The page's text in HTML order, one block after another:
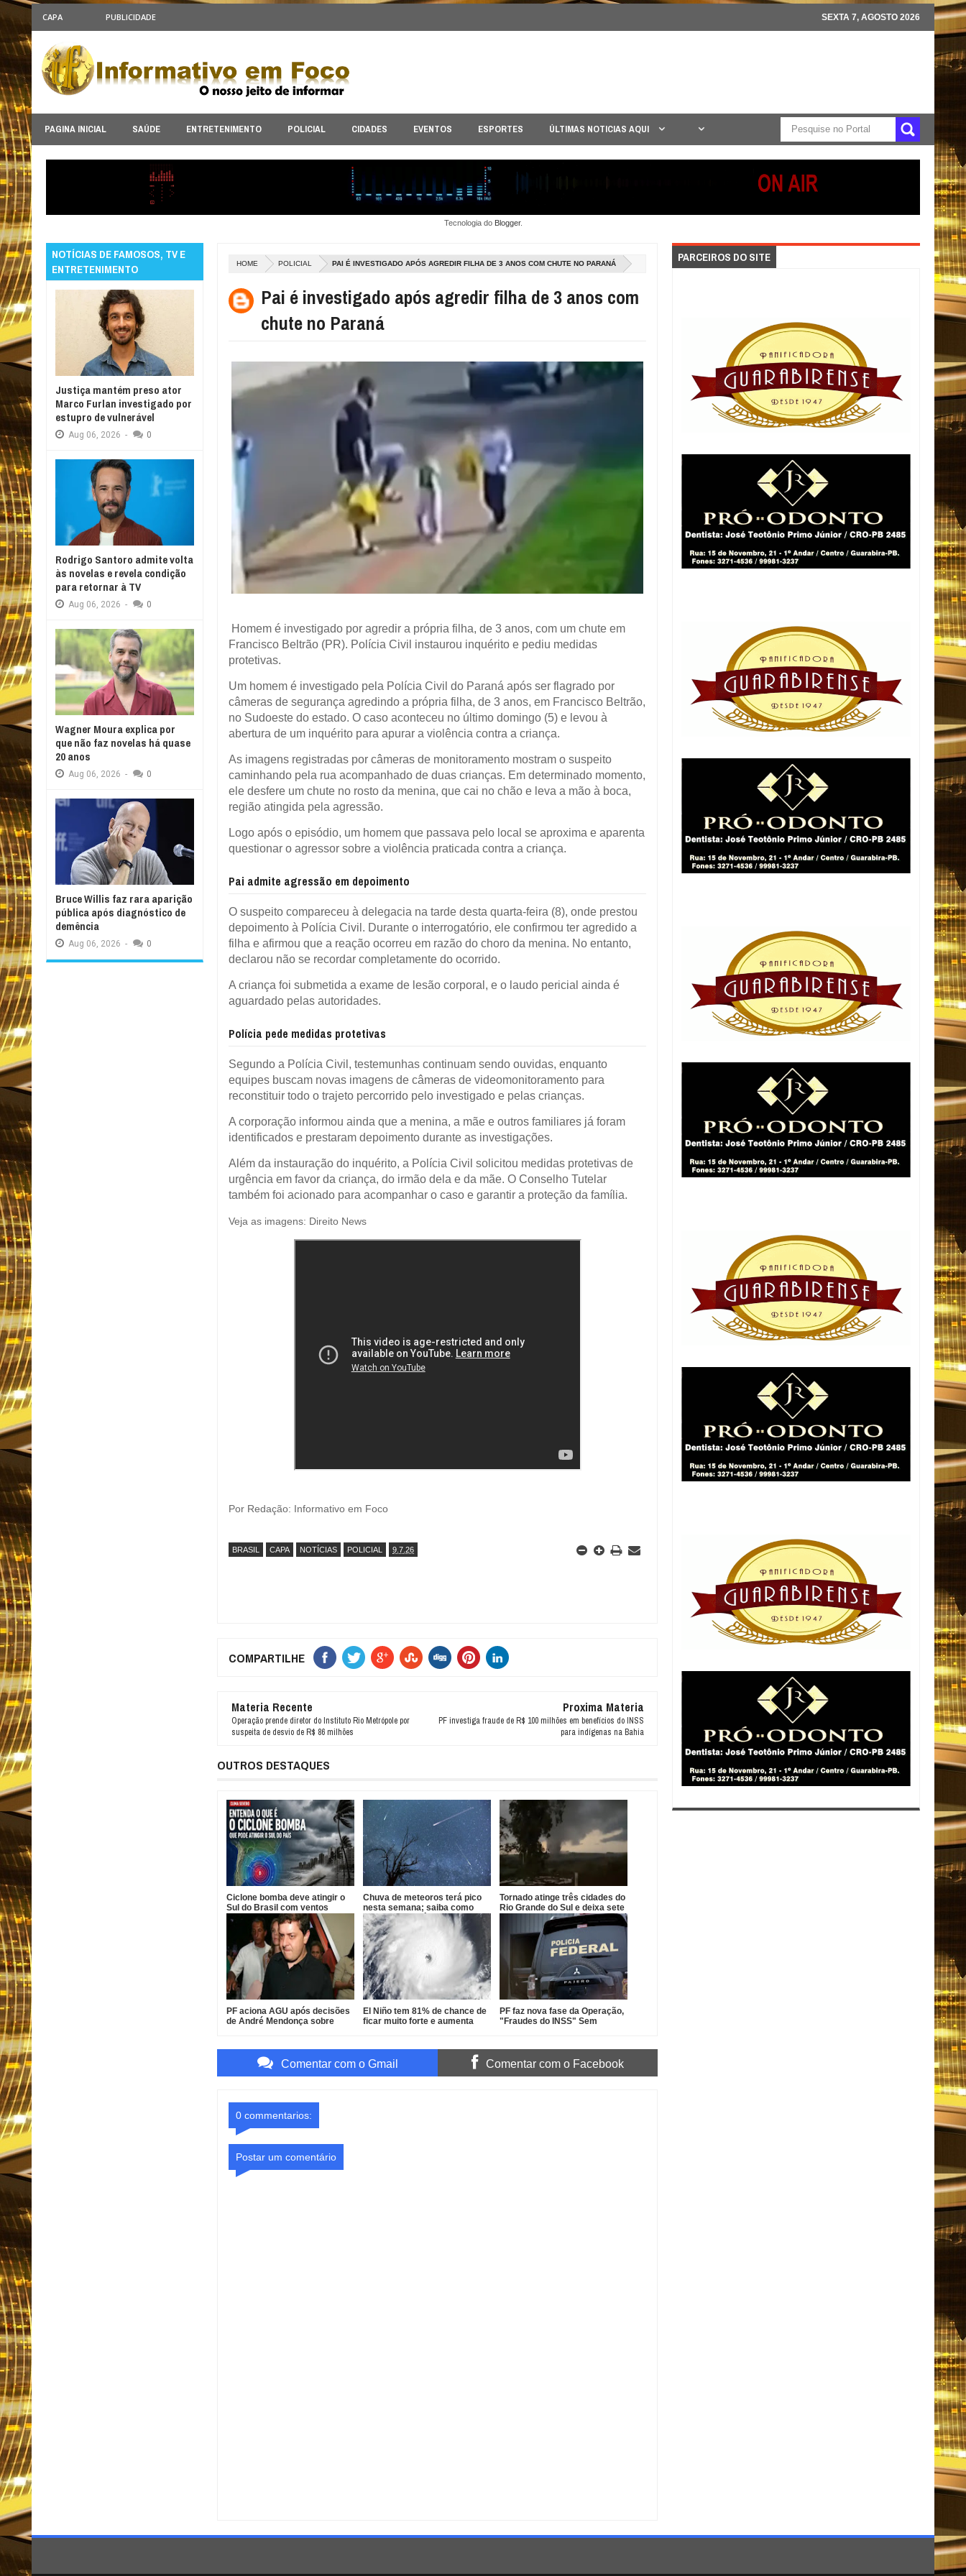
CAPA PUBLICIDADE SEXTA 7, AGOSTO 2026
PAGINA INICIAL SAÚDE ENTRETENIMENTO POLICIAL CIDADES EVENTOS ESPORTES ÚLTIMAS NOTICIAS AQUI
Tecnologia do Blogger.
HOME POLICIAL PAI É INVESTIGADO APÓS AGREDIR FILHA DE 3 ANOS COM CHUTE NO PARANÁ
Pai é investigado após agredir filha de 3 anos com
chute no Paraná
Homem é investigado por agredir a própria filha, de 3 anos, com um chute em
Francisco Beltrão (PR). Polícia Civil instaurou inquérito e pediu medidas
protetivas.
Um homem é investigado pela Polícia Civil do Paraná após ser flagrado por
câmeras de segurança agredindo a própria filha, de 3 anos, em Francisco Beltrão,
no Sudoeste do estado. O caso aconteceu no último domingo (5) e levou à
abertura de um inquérito para apurar a violência contra a criança.
As imagens registradas por câmeras de monitoramento mostram o suspeito
caminhando pela rua acompanhado de duas crianças. Em determinado momento,
ele desfere um chute no rosto da menina, que cai no chão e leva a mão à boca,
região atingida pela agressão.
Logo após o episódio, um homem que passava pelo local se aproxima e aparenta
questionar o agressor sobre a violência praticada contra a criança.
Pai admite agressão em depoimento
O suspeito compareceu à delegacia na tarde desta quarta-feira (8), onde prestou
depoimento à Polícia Civil. Durante o interrogatório, ele confirmou ter agredido a
filha e afirmou que a reação ocorreu em razão do choro da menina. No entanto,
declarou não se recordar completamente do ocorrido.
A criança foi submetida a exame de lesão corporal, e o laudo pericial ainda é
aguardado pelas autoridades.
Polícia pede medidas protetivas
Segundo a Polícia Civil, testemunhas continuam sendo ouvidas, enquanto
equipes buscam novas imagens de câmeras de videomonitoramento para
reconstituir todo o trajeto percorrido pelo investigado e pelas crianças.
A corporação informou ainda que a menina, a mãe e outros familiares já foram
identificados e prestaram depoimento durante as investigações.
Além da instauração do inquérito, a Polícia Civil solicitou medidas protetivas de
urgência em favor da criança, do irmão dela e da mãe. O Conselho Tutelar
também foi acionado para acompanhar o caso e garantir a proteção da família.
Veja as imagens: Direito News
Por Redação: Informativo em Foco
BRASIL CAPA NOTÍCIAS POLICIAL 9.7.26
COMPARTILHE
Materia Recente
Operação prende diretor do Instituto Rio Metrópole por
suspeita de desvio de R$ 86 milhões
Proxima Materia
PF investiga fraude de R$ 100 milhões em benefícios do INSS
para indígenas na Bahia
OUTROS DESTAQUES
Ciclone bomba deve atingir o
Sul do Brasil com ventos
acima de 100 km/h
Chuva de meteoros terá pico
nesta semana; saiba como
observar o fenômeno no Brasil
Tornado atinge três cidades do
Rio Grande do Sul e deixa sete
PF aciona AGU após decisões
de André Mendonça sobre
El Niño tem 81% de chance de
ficar muito forte e aumenta
PF faz nova fase da Operação,
"Fraudes do INSS" Sem
Comentar com o Gmail Comentar com o Facebook
0 commentarios:
Postar um comentário
NOTÍCIAS DE FAMOSOS, TV E
ENTRETENIMENTO
Justiça mantém preso ator
Marco Furlan investigado por
estupro de vulnerável
Aug 06, 2026 - 0
Rodrigo Santoro admite volta
às novelas e revela condição
para retornar à TV
Aug 06, 2026 - 0
Wagner Moura explica por
que não faz novelas há quase
20 anos
Aug 06, 2026 - 0
Bruce Willis faz rara aparição
pública após diagnóstico de
demência
Aug 06, 2026 - 0
PARCEIROS DO SITE